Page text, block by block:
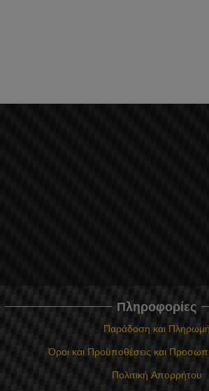
Πληροφορίες
Παράδοση και Πληρωμή
Όροι και Προϋποθέσεις και
Πολιτική Απορρήτου